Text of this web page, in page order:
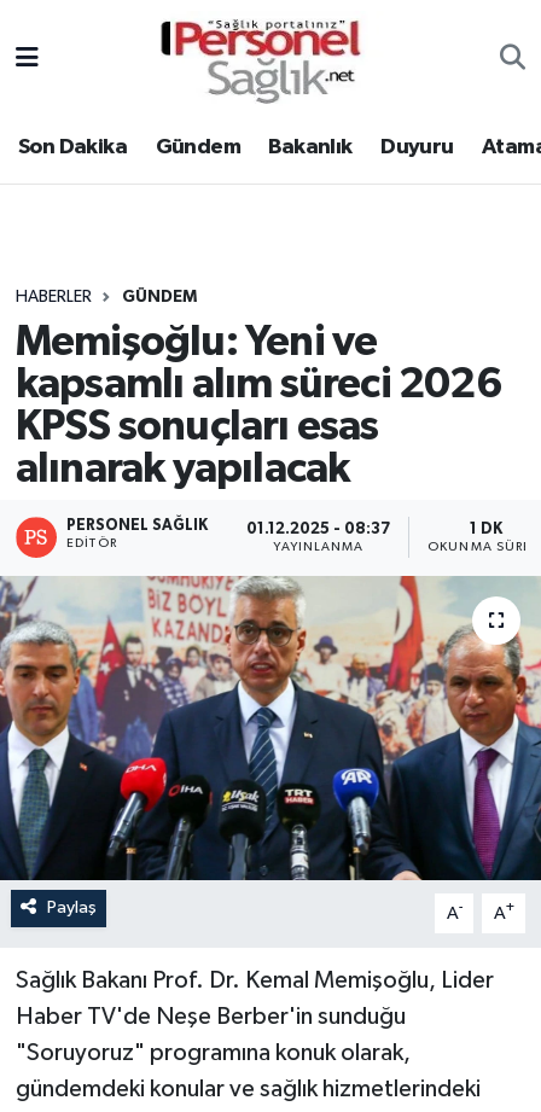
Son Dakika Gündem Bakanlık Duyuru
HABERLER GÜNDEM
Memişoğlu: Yeni ve
kapsamlı alım süreci 2026
KPSS sonuçları esas
alınarak yapılacak
PERSONEL SAĞLIK
EDITÖR
01.12.2025 - 08:37
YAYINLANMA
1 DK
OKUNMA
Paylaş A- A+
Sağlık Bakanı Prof. Dr. Kemal Memişoğlu, Lider
Haber TV'de Neşe Berber'in sunduğu
"Soruyoruz" programına konuk olarak,
gündemdeki konular ve sağlık hizmetlerindeki
Gündem
Atamalar
Mevzuat
Sendika
Kpss - Sınav
Nöbetçi Eczaneler
Hava Durumu
Tüm Manşetler
Son Dakika Haberleri
Haber Arşivi